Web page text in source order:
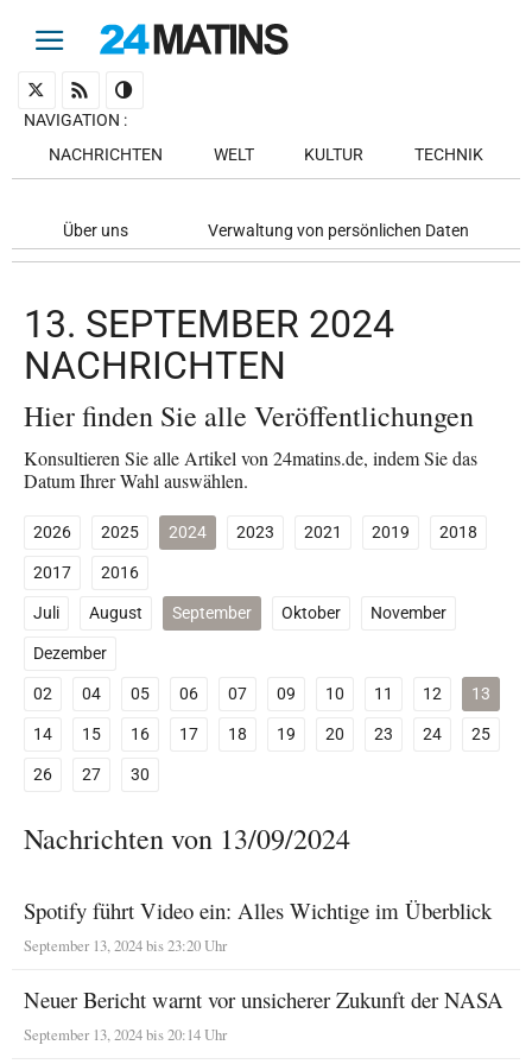
NAVIGATION :
NACHRICHTEN
WELT KULTUR TECHNIK
Über uns Verwaltung von persönlichen Daten
13. SEPTEMBER 2024
NACHRICHTEN
Hier finden Sie alle Veröffentlichungen
Konsultieren Sie alle Artikel von 24matins.de, indem Sie das
Datum Ihrer Wahl auswählen.
2026 2025 2024 2023 2021 2019
2018
2017
2016
Juli
August September Oktober
November
Dezember
02
04 05 06 07 09 10 11 12
13
14
15 16 17 18 19 20 23 24
25
26
27 30
Nachrichten von 13/09/2024
Spotify führt Video ein: Alles Wichtige im Überblick
September 13, 2024 bis 23:20 Uhr
Neuer Bericht warnt vor unsicherer Zukunft der NASA
September 13, 2024 bis 20:14 Uhr